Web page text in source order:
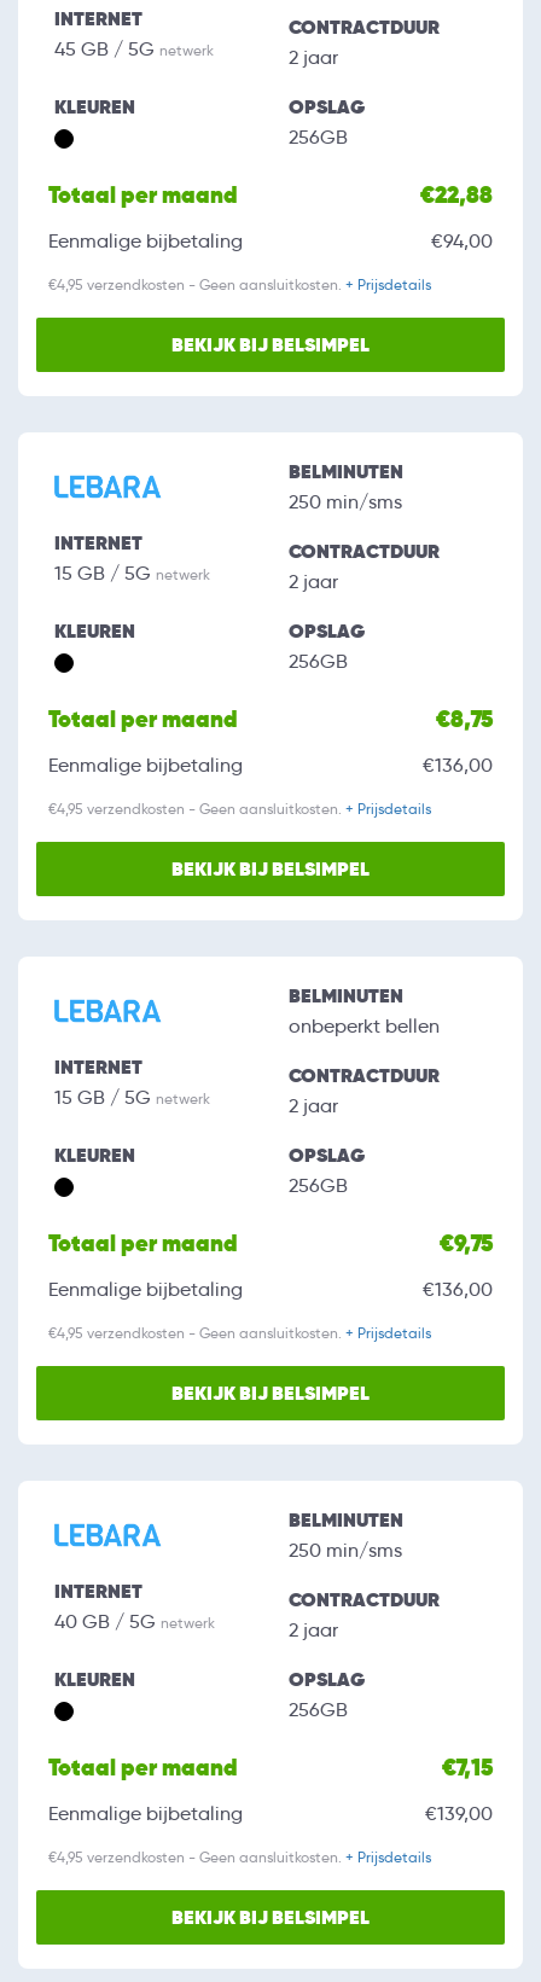
INTERNET
45 GB / 5G netwerk
CONTRACTDUUR
2 jaar
KLEUREN OPSLAG
256GB
Totaal per maand €22,88
Eenmalige bijbetaling €94,00
€4,95 verzendkosten - Geen aansluitkosten. + Prijsdetails
BEKIJK BIJ BELSIMPEL
INTERNET
15 GB / 5G netwerk
BELMINUTEN
250 min/sms
CONTRACTDUUR
2 jaar
KLEUREN OPSLAG
256GB
Totaal per maand €8,75
Eenmalige bijbetaling €136,00
€4,95 verzendkosten - Geen aansluitkosten. + Prijsdetails
BEKIJK BIJ BELSIMPEL
INTERNET
15 GB / 5G netwerk
BELMINUTEN
onbeperkt bellen
CONTRACTDUUR
2 jaar
KLEUREN OPSLAG
256GB
Totaal per maand €9,75
Eenmalige bijbetaling €136,00
€4,95 verzendkosten - Geen aansluitkosten. + Prijsdetails
BEKIJK BIJ BELSIMPEL
INTERNET
40 GB / 5G netwerk
BELMINUTEN
250 min/sms
CONTRACTDUUR
2 jaar
KLEUREN OPSLAG
256GB
Totaal per maand €7,15
Eenmalige bijbetaling €139,00
€4,95 verzendkosten - Geen aansluitkosten. + Prijsdetails
BEKIJK BIJ BELSIMPEL